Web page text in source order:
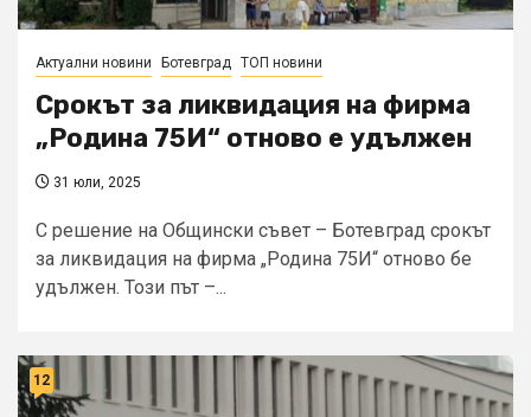
Актуални новини Ботевград ТОП новини
Срокът за ликвидация на фирма
„Родина 75И“ отново е удължен
31 юли, 2025
С решение на Общински съвет – Ботевград срокът
за ликвидация на фирма „Родина 75И“ отново бе
удължен. Този път –...
12